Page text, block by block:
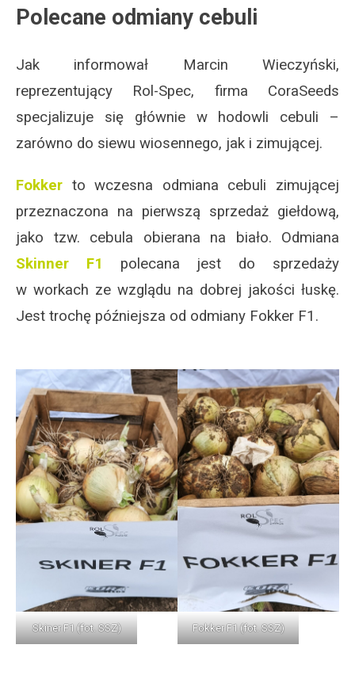
Polecane odmiany cebuli
Jak informował Marcin Wieczyński,
reprezentujący Rol-Spec, firma CoraSeeds
specjalizuje się głównie w hodowli cebuli –
zarówno do siewu wiosennego, jak i zimującej.
Fokker to wczesna odmiana cebuli zimującej
przeznaczona na pierwszą sprzedaż giełdową,
jako tzw. cebula obierana na biało. Odmiana
Skinner F1
polecana jest do sprzedaży
w workach ze wzglądu na dobrej jakości łuskę.
Jest trochę późniejsza od odmiany Fokker F1.
Skiner F1 (fot. SSZ) Fokker F1 (fot. SSZ)